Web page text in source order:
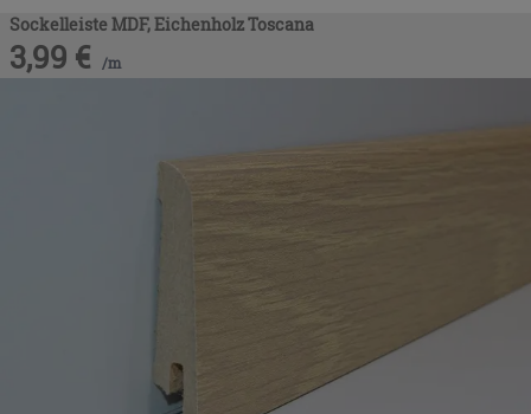
Sockelleiste MDF, Eichenholz Toscana
3,99 € /m